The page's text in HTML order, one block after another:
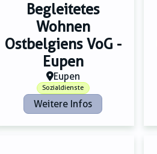
Begleitetes
Wohnen
Ostbelgiens VoG -
Eupen
Eupen
Sozialdienste
Weitere Infos